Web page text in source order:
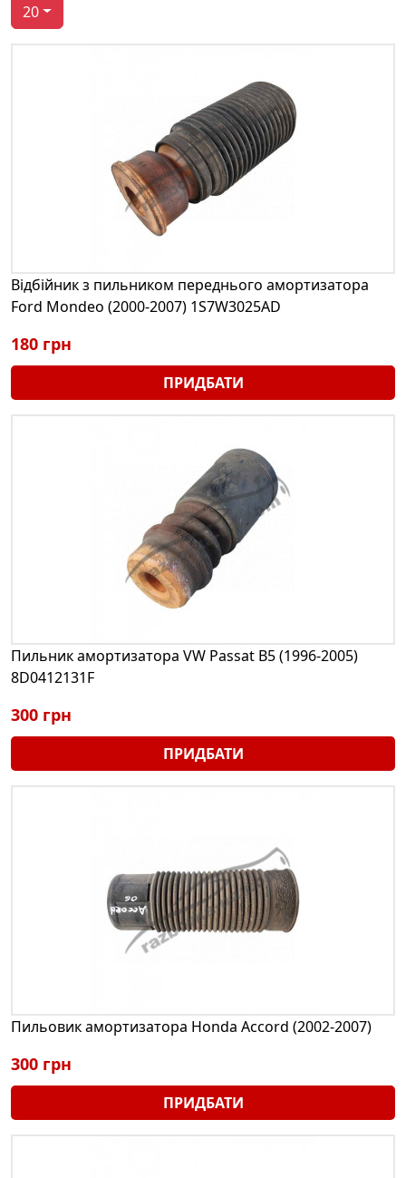
20
Відбійник з пильником переднього амортизатора
Ford Mondeo (2000-2007) 1S7W3025AD
180 грн
ПРИДБАТИ
Пильник амортизатора VW Passat B5 (1996-2005)
8D0412131F
300 грн
ПРИДБАТИ
Пильовик амортизатора Honda Accord (2002-2007)
300 грн
ПРИДБАТИ